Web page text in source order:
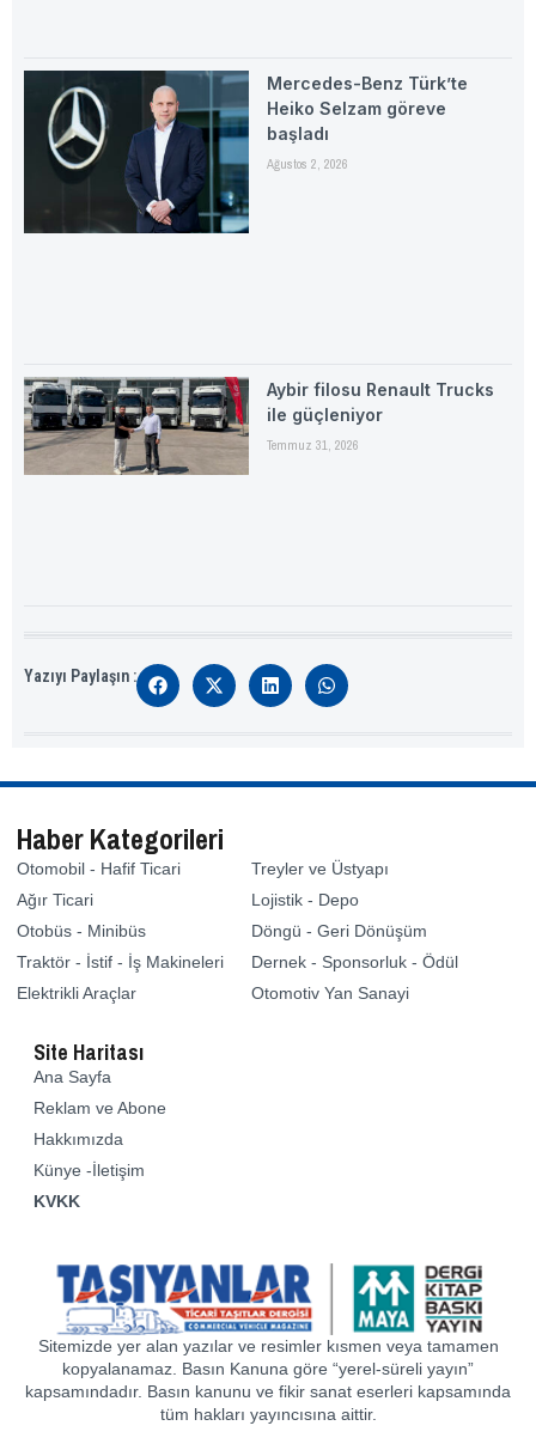
Mercedes-Benz Türk’te
Heiko Selzam göreve
başladı
Ağustos 2, 2026
Aybir filosu Renault Trucks
ile güçleniyor
Temmuz 31, 2026
Yazıyı Paylaşın :
Haber Kategorileri
Otomobil - Hafif Ticari
Ağır Ticari
Otobüs - Minibüs
Traktör - İstif - İş Makineleri
Elektrikli Araçlar
Treyler ve Üstyapı
Lojistik - Depo
Döngü - Geri Dönüşüm
Dernek - Sponsorluk - Ödül
Otomotiv Yan Sanayi
Site Haritası
Ana Sayfa
Reklam ve Abone
Hakkımızda
Künye -İletişim
KVKK
Sitemizde yer alan yazılar ve resimler kısmen veya tamamen
kopyalanamaz. Basın Kanuna göre “yerel-süreli yayın”
kapsamındadır. Basın kanunu ve fikir sanat eserleri kapsamında
tüm hakları yayıncısına aittir.